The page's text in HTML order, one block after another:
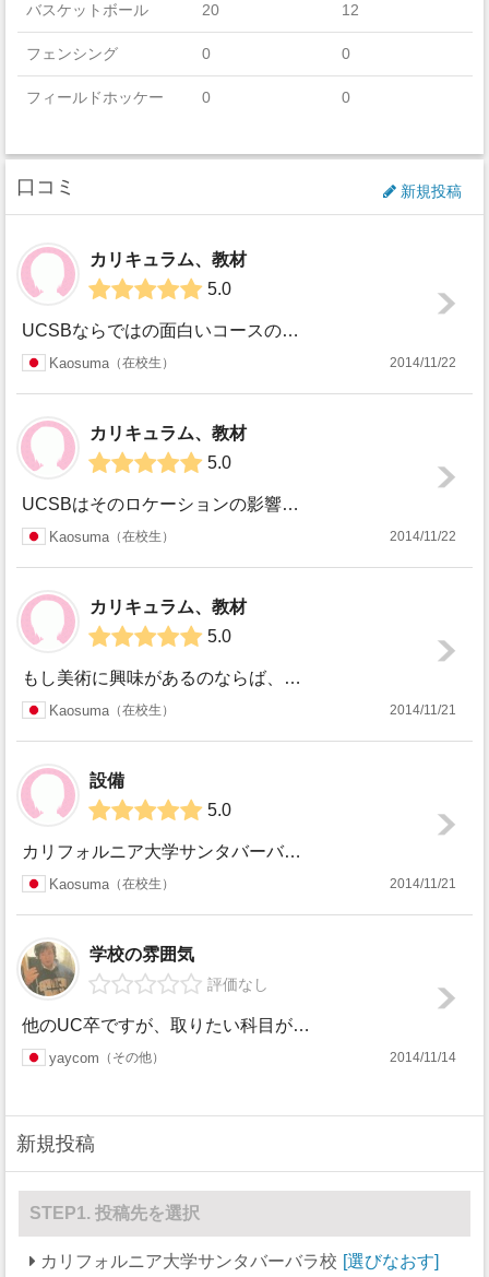
バスケットボール 20 12
フェンシング 0 0
フィールドホッケー 0 0
ゴルフ
ラクロス
セーリング
サッカー 33
スカッシュ
テニス
バレーボール
水球
その他
口コミ 新規投稿
カリキュラム、教材
5.0
UCSBならではの面白いコースの一つが、ES95 Ecological Restoration (環境再生)です。1単位で中間、期末テストもなく、出席(3...
Kaosuma 在校生 2014/11/22
カリキュラム、教材
5.0
UCSBはそのロケーションの影響もあってか、環境学を学ぶには非常によい大学であると聞いています。ES(Environmental Studies)を初めて...
Kaosuma 在校生 2014/11/22
カリキュラム、教材
5.0
もし美術に興味があるのならば、ART7B Image Studiesの授業を履修することをお勧めします。この授業は2014年度は秋学期に開催されています。...
Kaosuma 在校生 2014/11/21
設備
5.0
カリフォルニア大学サンタバーバラ校(UCSB)は、「世界で一番天国に近いキャンパス」の呼称に恥じない美しいキャンパスを持っています。その最大の魅力は、なん...
Kaosuma 在校生 2014/11/21
学校の雰囲気
評価なし
他のUC卒ですが、取りたい科目があり夏季授業をとりに２ヶ月ほど滞在しました。 キャンパスは全面海沿い、一部はビーチになっていて クラスの窓からも海がのぞ...
yaycom その他 2014/11/14
新規投稿
STEP1. 投稿先を選択
カリフォルニア大学サンタバーバラ校 選びなおす